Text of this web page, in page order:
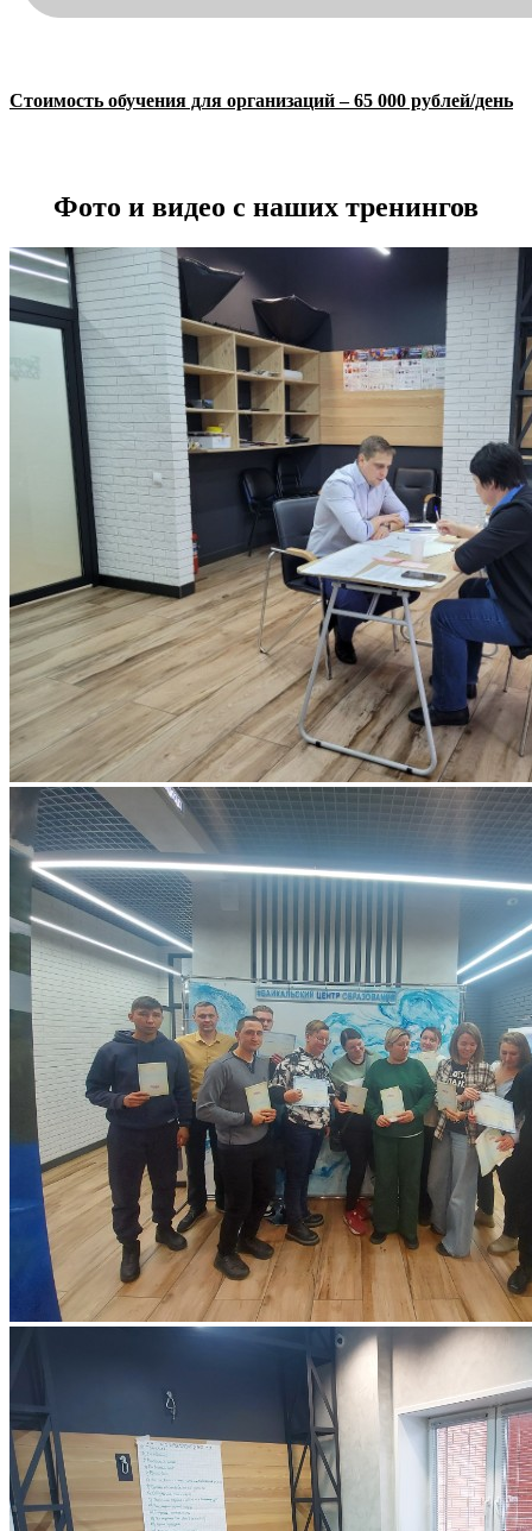
Стоимость обучения для организаций – 65 000 рублей/день
Фото и видео с наших тренингов